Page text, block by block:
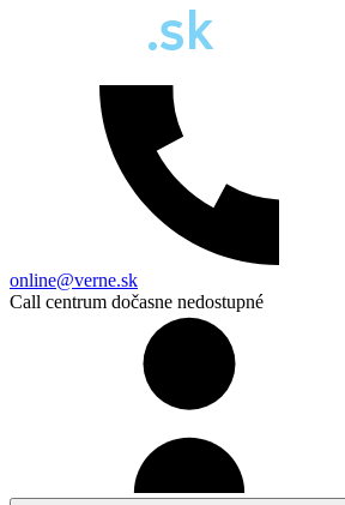
online@verne.sk
Call centrum dočasne nedostupné